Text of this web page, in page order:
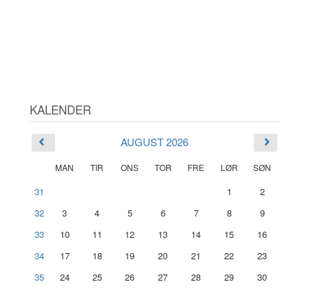
KALENDER
AUGUST 2026
MAN TIR ONS TOR FRE LØR SØN
31 1
2
32
3 4 5 6 7 8
9
33
10 11 12 13 14 15
16
34
17 18 19 20 21 22
23
35
24 25 26 27 28 29
30